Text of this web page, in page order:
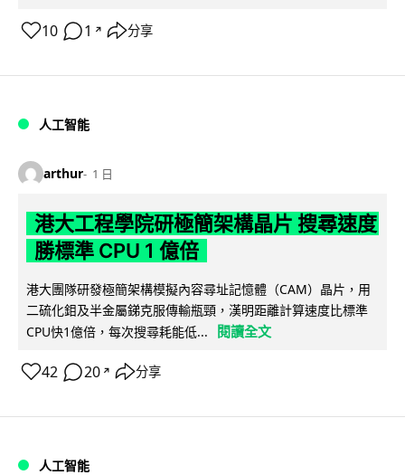
10 1 ↗ 分享
人工智能
arthur 1 日
港大工程學院研極簡架構晶片 搜尋速度
勝標準 CPU 1 億倍
港大團隊研發極簡架構模擬內容尋址記憶體（CAM）晶片，用
二硫化鉬及半金屬銻克服傳輸瓶頸，漢明距離計算速度比標準
CPU快1億倍，每次搜尋耗能低...
閱讀全文
42 20 ↗ 分享
人工智能